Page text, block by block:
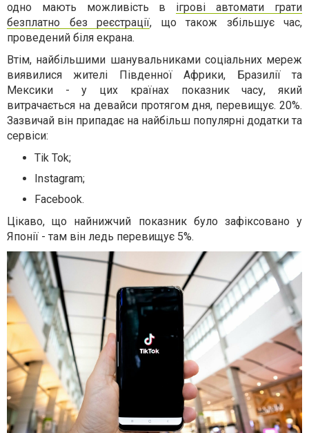
одно мають можливість в ігрові автомати грати
безплатно без реєстрації, що також збільшує час,
проведений біля екрана.
Втім, найбільшими шанувальниками соціальних мереж
виявилися жителі Південної Африки, Бразилії та
Мексики - у цих країнах показник часу, який
витрачається на девайси протягом дня, перевищує. 20%.
Зазвичай він припадає на найбільш популярні додатки та
сервіси:
Tik Tok;
Instagram;
Facebook.
Цікаво, що найнижчий показник було зафіксовано у
Японії - там він ледь перевищує 5%.